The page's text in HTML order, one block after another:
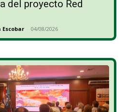
del proyecto Red
- 04/08/2026